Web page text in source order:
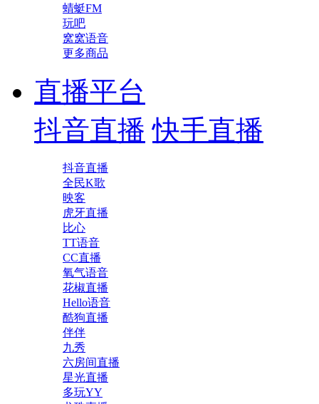
蜻蜓FM
玩吧
窝窝语音
更多商品
直播平台
抖音直播 快手直播
抖音直播
全民K歌
映客
虎牙直播
比心
TT语音
CC直播
氧气语音
花椒直播
Hello语音
酷狗直播
伴伴
九秀
六房间直播
星光直播
多玩YY